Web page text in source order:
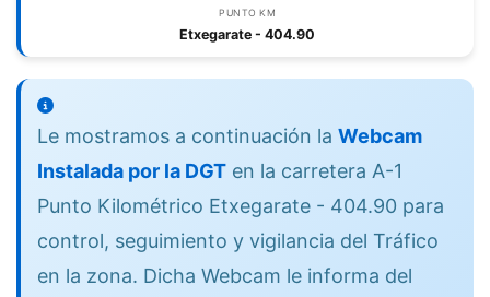
PUNTO KM
Etxegarate - 404.90
Le mostramos a continuación la Webcam
Instalada por la DGT en la carretera A-1
Punto Kilométrico Etxegarate - 404.90 para
control, seguimiento y vigilancia del Tráfico
en la zona. Dicha Webcam le informa del